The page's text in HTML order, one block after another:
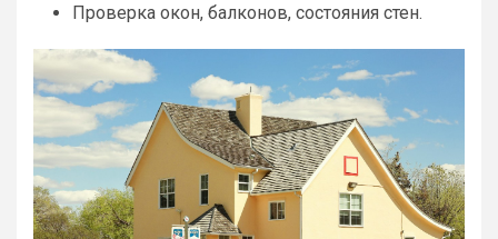
Проверка окон, балконов, состояния стен.